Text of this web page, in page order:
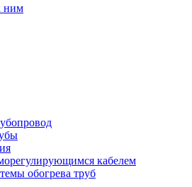
ним
кабелем
обогрева труб